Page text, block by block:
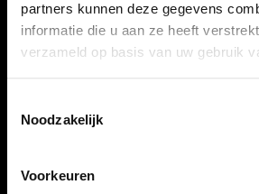
partners kunnen deze gegevens
informatie die u aan ze heeft
verzameld op basis van uw gebruik
Noodzakelijk
Voorkeuren
Kennis maken met MELON